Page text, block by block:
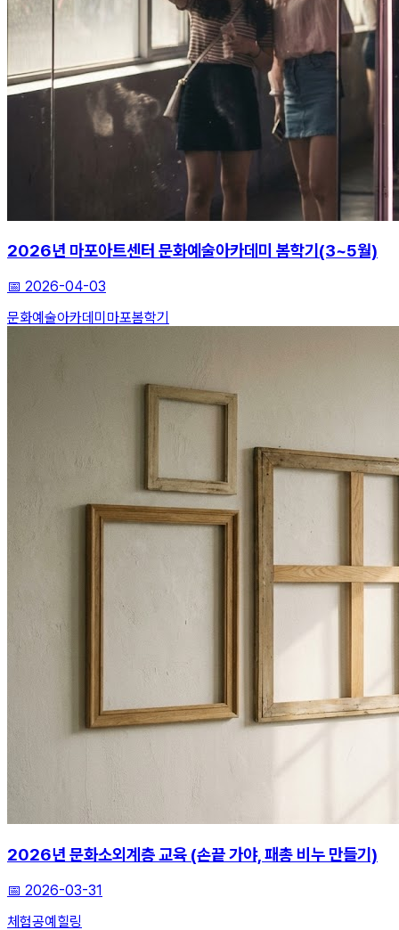
2026년 마포아트센터 문화예술아카데미 봄학기(3~5월)
📅 2026-04-03
문화예술아카데미 마포봄학기
2026년 문화소외계층 교육 (손끝 가야, 패총 비누 만들기)
📅 2026-03-31
체험공예힐링